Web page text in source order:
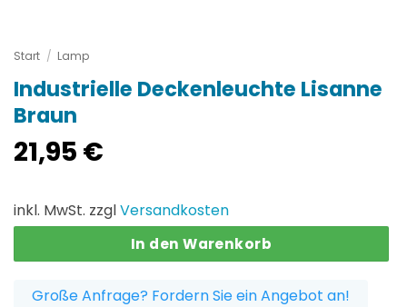
Start / Lamp
Industrielle Deckenleuchte Lisanne
Braun
21,95 €
inkl. MwSt. zzglVersandkosten
In den Warenkorb
Große Anfrage? Fordern Sie ein Angebot an!